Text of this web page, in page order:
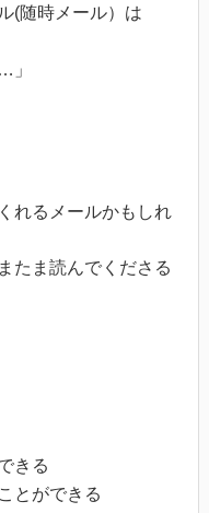
(随時メール）は
」
れるメールかもしれ
たま読んでくださる
きる
とができる